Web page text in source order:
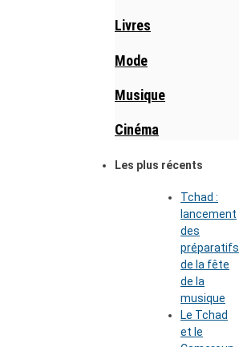
Livres
Mode
Musique
Cinéma
Les plus récents
Tchad :
lancement
des
préparatifs
de la fête
de la
musique
Le Tchad
et le